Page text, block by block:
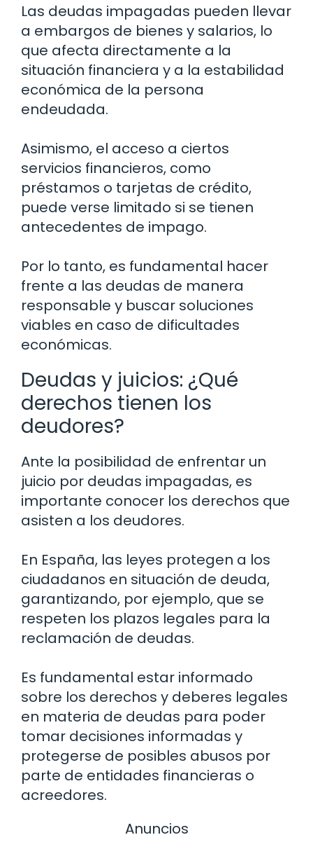
Las deudas impagadas pueden llevar
a embargos de bienes y salarios, lo
que afecta directamente a la
situación financiera y a la estabilidad
económica de la persona
endeudada.
Asimismo, el acceso a ciertos
servicios financieros, como
préstamos o tarjetas de crédito,
puede verse limitado si se tienen
antecedentes de impago.
Por lo tanto, es fundamental hacer
frente a las deudas de manera
responsable y buscar soluciones
viables en caso de dificultades
económicas.
Deudas y juicios: ¿Qué
derechos tienen los
deudores?
Ante la posibilidad de enfrentar un
juicio por deudas impagadas, es
importante conocer los derechos que
asisten a los deudores.
En España, las leyes protegen a los
ciudadanos en situación de deuda,
garantizando, por ejemplo, que se
respeten los plazos legales para la
reclamación de deudas.
Es fundamental estar informado
sobre los derechos y deberes legales
en materia de deudas para poder
tomar decisiones informadas y
protegerse de posibles abusos por
parte de entidades financieras o
acreedores.
Anuncios